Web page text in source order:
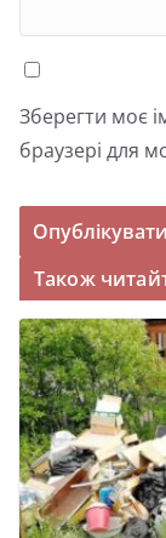
Зберегти моє
браузері для
Також